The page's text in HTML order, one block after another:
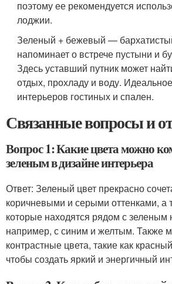
поэтому ее рекомендуется
лоджии.
Зеленый + бежевый —
напоминает о встрече пустыни и
Здесь уставший путник может
отдых, прохладу и воду.
интерьеров гостиных и спален.
Связанные вопросы и
Вопрос 1: Какие цвета можно
зеленым в дизайне интерьера
Ответ: Зеленый цвет прекрасно
коричневыми и серыми оттенками, а
которые находятся рядом с зеленым
например, с синим и желтым. Также
контрастные цвета, такие как
чтобы создать яркий и энергичный